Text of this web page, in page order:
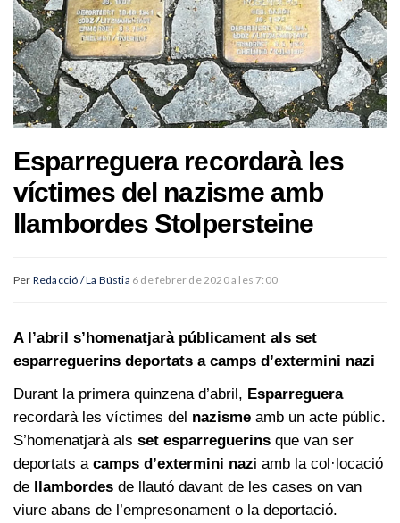
Esparreguera recordarà les
víctimes del nazisme amb
llambordes Stolpersteine
Per Redacció / La Bústia 6 de febrer de 2020 a les 7:00
A l’abril s’homenatjarà públicament als set
esparreguerins deportats a camps d’extermini nazi
Durant la primera quinzena d’abril, Esparreguera
recordarà les víctimes del nazisme amb un acte públic.
S’homenatjarà als set esparreguerins que van ser
deportats a camps d’extermini nazi amb la col·locació
de llambordes de llautó davant de les cases on van
viure abans de l’empresonament o la deportació.